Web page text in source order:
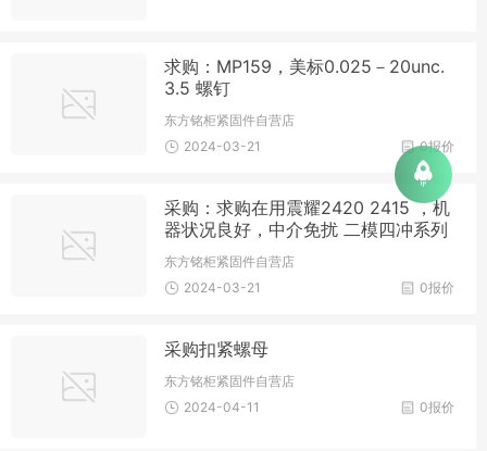
求购：MP159，美标0.025－20unc.
3.5 螺钉
东方铭柜紧固件自营店
0报价
2024-03-21
采购：求购在用震耀2420 2415 ，机
器状况良好，中介免扰 二模四冲系列
东方铭柜紧固件自营店
0报价
2024-03-21
采购扣紧螺母
东方铭柜紧固件自营店
0报价
2024-04-11